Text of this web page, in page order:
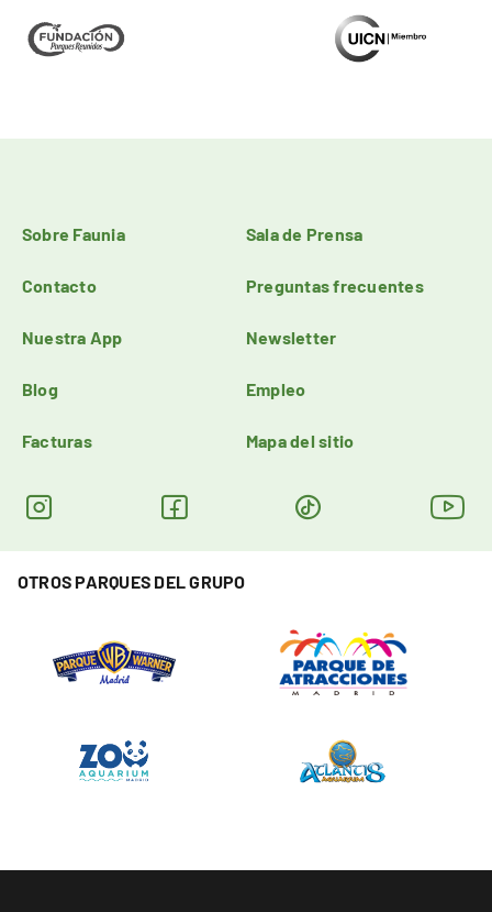
Sobre Faunia Sala de Prensa
Contacto Preguntas frecuentes
Nuestra App Newsletter
Blog Empleo
Facturas Mapa del sitio
OTROS PARQUES DEL GRUPO